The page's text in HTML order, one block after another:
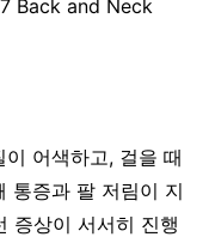
Back and Neck
이 어색하고, 걸을 때
통증과 팔 저림이 지
증상이 서서히 진행